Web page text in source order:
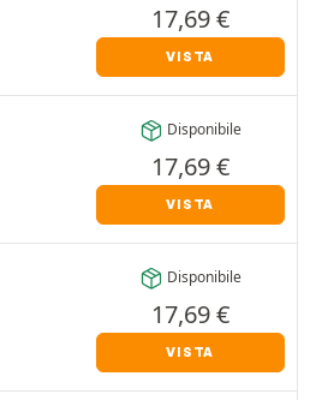
17,69€
VISTA
Disponibile
17,69€
VISTA
Disponibile
17,69€
VISTA